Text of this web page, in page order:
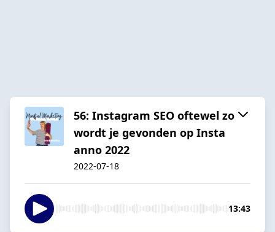
56: Instagram SEO oftewel zo
wordt je gevonden op Insta
anno 2022
2022-07-18
13:43